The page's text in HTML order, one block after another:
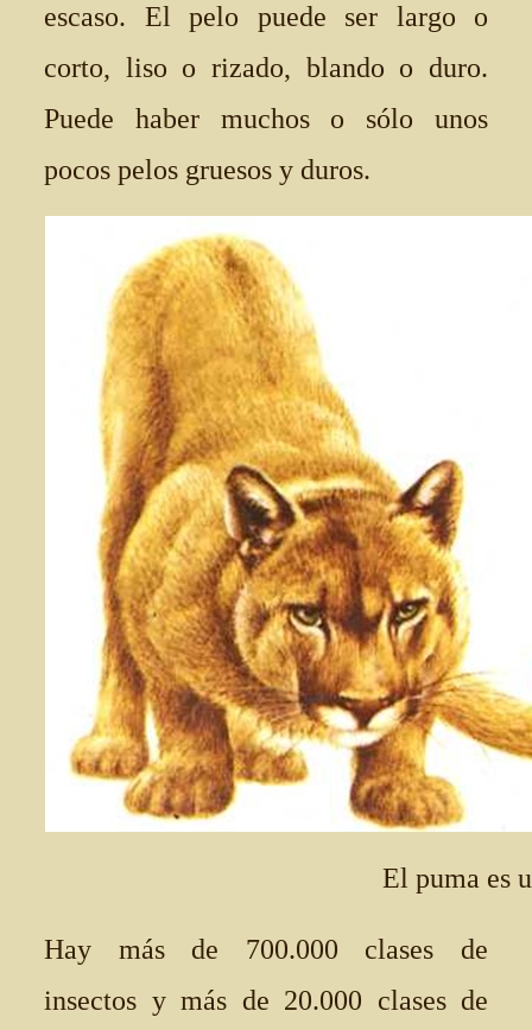
escaso. El pelo puede ser largo o
corto, liso o rizado, blando o duro.
Puede haber muchos o sólo unos
pocos pelos gruesos y duros.
El puma es
Hay más de 700.000 clases de
insectos y más de 20.000 clases de